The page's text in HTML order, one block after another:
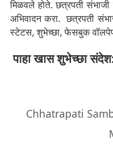
मिळवले होते. छत्रपती संभाजी
अभिवादन करा. छत्रपती
स्टेटस, शुभेच्छा, फेसबुक
पाहा खास शुभेच्छा
Chhatrapati